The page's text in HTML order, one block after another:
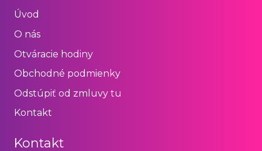
Úvod
O nás
Otváracie hodiny
Obchodné podmienky
Odstúpiť od zmluvy tu
Kontakt
Kontakt